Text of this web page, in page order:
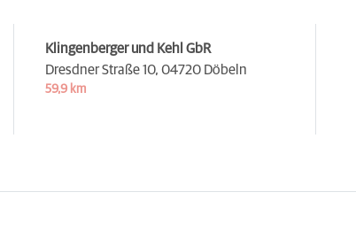
Klingenberger und Kehl GbR
Dresdner Straße 10, 04720 Döbeln
59,9 km